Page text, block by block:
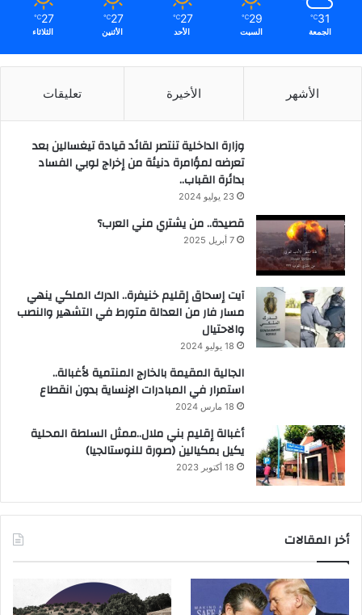
31
℃
الجمعة
29
℃
السبت
27
℃
الأحد
27
℃
الأثنين
27
℃
الثلاثاء
الأشهر الأخيرة تعليقات
وزارة الداخلية تنتصر لقائد قيادة تيغسالين بعد
تعرضه لمؤامرة دنيئة من إخراج لوبي الفساد
بدائرة القباب..
23 يوليو 2024
قصيدة.. من يشتري مني العرب؟
7 أبريل 2025
آيت إسحاق إقليم خنيفرة.. الدرك الملكي ينهي
مسار فار من العدالة متورط في التشهير والنصب
والاحتيال
18 يوليو 2024
الجالية المقيمة بالخارج المنتمية لأغبالة..
استمرار في المبادرات الإنساية بدون انقطاع
18 مارس 2024
أغبالة إقليم بني ملال..ممثل السلطة المحلية
يكيل بمكيالين (صورة للنوستالجيا)
18 أكتوبر 2023
أخر المقالات